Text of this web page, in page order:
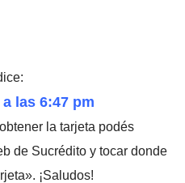
las 6:47 pm
la tarjeta podés
de Sucrédito y tocar donde
¡Saludos!